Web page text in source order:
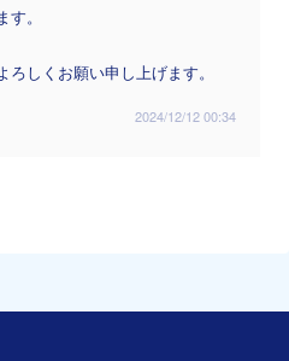
。
しくお願い申し上げます。
2024/12/12 00:34